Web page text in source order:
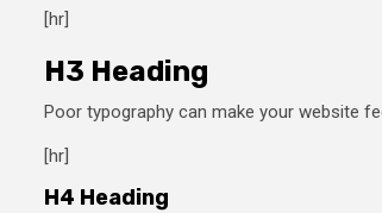
[hr]
H3 Heading
Poor typography can make your website
[hr]
H4 Heading